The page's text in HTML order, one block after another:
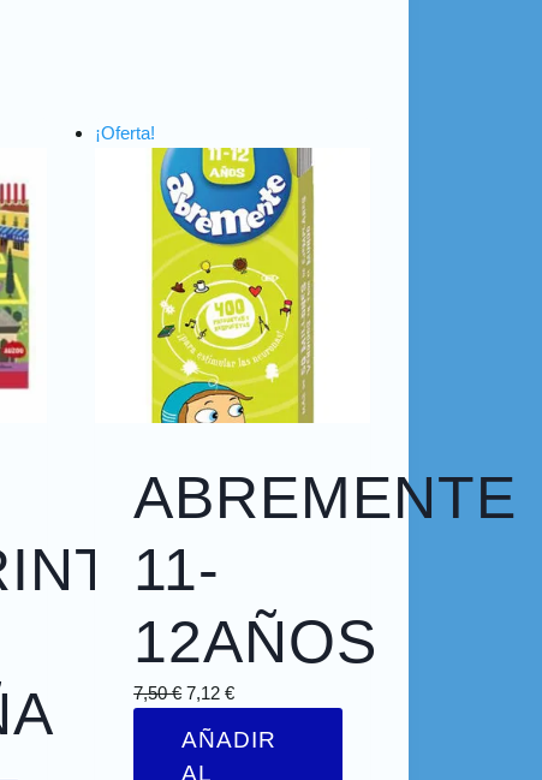
¡Oferta!
ABREMENTE
11-
12AÑOS
7,50€ 7,12€
AÑADIR
AL